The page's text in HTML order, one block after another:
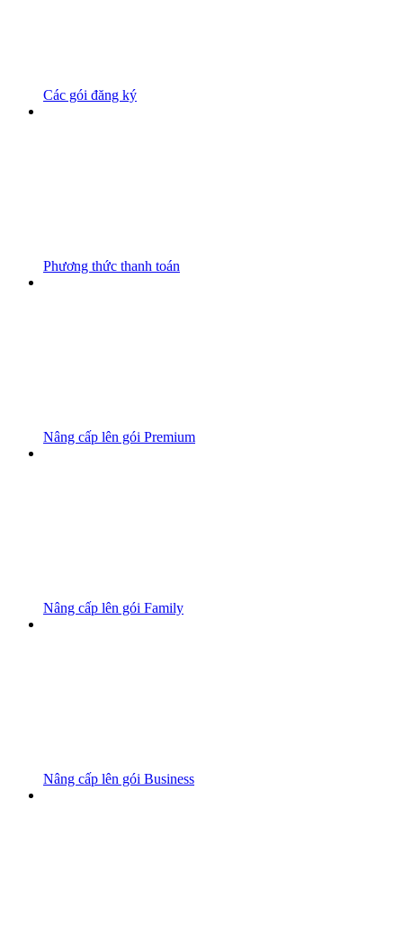
Các gói đăng ký
Phương thức thanh toán
Nâng cấp lên gói Premium
Nâng cấp lên gói Family
Nâng cấp lên gói Business